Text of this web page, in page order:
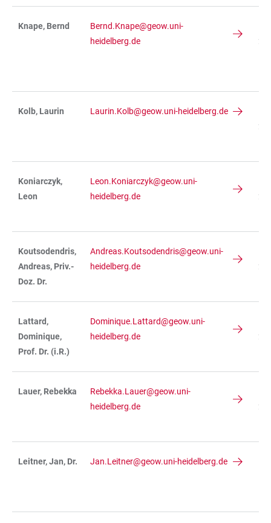
Knape, Bernd
Bernd.Knape@geow.uni-
heidelberg.de
Kolb, Laurin Laurin.Kolb@geow.uni-heidelberg.de
Koniarczyk,
Leon
Leon.Koniarczyk@geow.uni-
heidelberg.de
Koutsodendris,
Andreas, Priv.-
Doz. Dr.
Andreas.Koutsodendris@geow.uni-
heidelberg.de
Lattard,
Dominique,
Prof. Dr. (i.R.)
Dominique.Lattard@geow.uni-
heidelberg.de
Lauer, Rebekka
Rebekka.Lauer@geow.uni-
heidelberg.de
Leitner, Jan, Dr. Jan.Leitner@geow.uni-heidelberg.de